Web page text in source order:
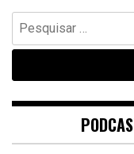
Pesquisar
por: